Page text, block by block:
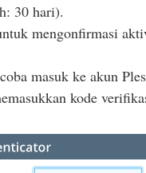
30 hari).
mengonfirmasi
masuk ke akun
kode